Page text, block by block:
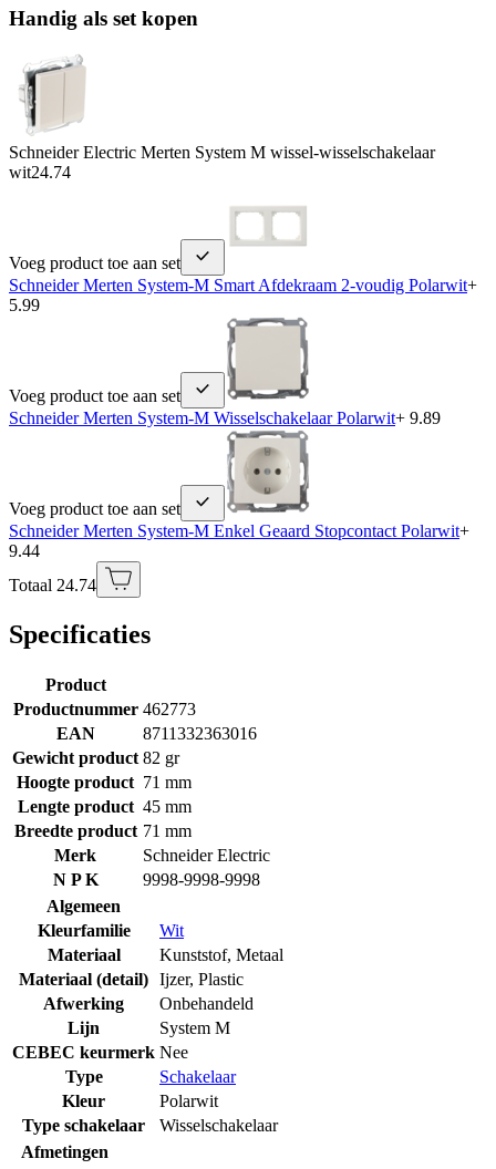
Handig als set kopen
Schneider Electric Merten System M wissel-wisselschakelaar
wit24.74
Voeg product toe aan set
Schneider Merten System-M Smart Afdekraam 2-voudig Polarwit+
5.99
Voeg product toe aan set
Schneider Merten System-M Wisselschakelaar Polarwit+ 9.89
Voeg product toe aan set
Schneider Merten System-M Enkel Geaard Stopcontact Polarwit+
9.44
Totaal 24.74
Specificaties
Product
Productnummer 462773
EAN
8711332363016
Gewicht product 82 gr
Hoogte product 71 mm
Lengte product 45 mm
Breedte product 71 mm
Merk
Schneider Electric
N P K
9998-9998-9998
Algemeen
Kleurfamilie
Wit
Materiaal
Kunststof, Metaal
Materiaal (detail) Ijzer, Plastic
Afwerking
Onbehandeld
Lijn
System M
CEBEC keurmerk Nee
Type
Schakelaar
Kleur
Polarwit
Type schakelaar
Wisselschakelaar
Afmetingen